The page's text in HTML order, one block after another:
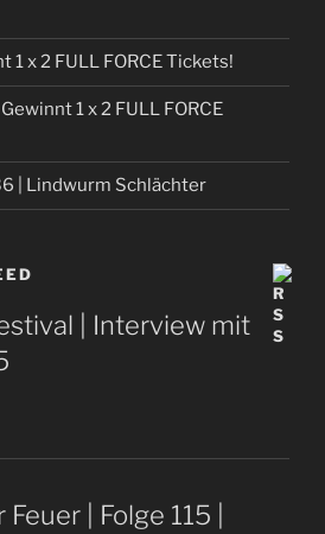
1 x 2 FULL FORCE Tickets!
Gewinnt 1 x 2 FULL FORCE
| Lindwurm Schlächter
| Interview mit
| Folge 115 |